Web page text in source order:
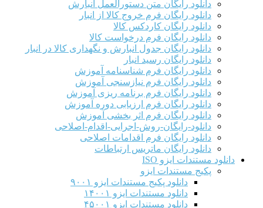
دانلود رایگان متن دستورالعمل انبارش
دانلود رایگان فرم خروج کالا از انبار
دانلود رایگان کاردکس کالا
دانلود رایگان فرم درخواست کالا
دانلود رایگان جدول انبارش و نگهداری کالا در انبار
دانلود رایگان رسید انبار
دانلود رایگان فرم شناسنامه آموزش
دانلود رایگان فرم نیازسنجی آموزش
دانلود رایگان فرم برنامه ریزی آموزش
دانلود رایگان فرم ارزیابی دوره آموزش
دانلود رایگان فرم اثر بخشی آموزش
دانلود-رایگان-روش-اجرایی-اقدام-اصلاحی
دانلود رایگان فرم اقدامات اصلاحی
دانلود رایگان ماتریس ارتباطات
دانلود مستندات ایزو ISO
پکیج مستندات ایزو
دانلود پکیج مستندات ایزو ۹۰۰۱
دانلود مستندات ایزو ۱۴۰۰۱
دانلود مستندات ایزو ۴۵۰۰۱